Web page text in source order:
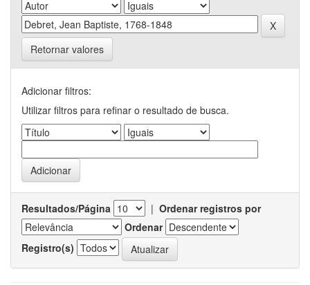
Retornar valores
Adicionar filtros:
Utilizar filtros para refinar o resultado de busca.
Resultados/Página | Ordenar registros por
Ordenar
Registro(s)